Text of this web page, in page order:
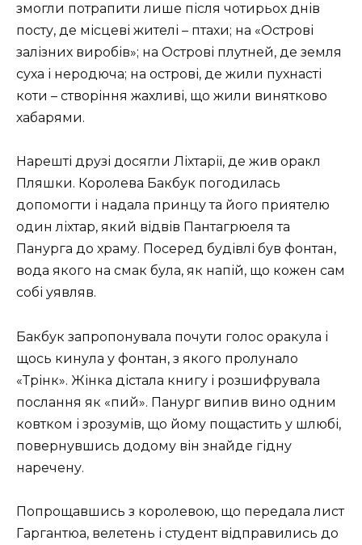
змогли потрапити лише після чотирьох днів
посту, де місцеві жителі – птахи; на «Острові
залізних виробів»; на Острові плутней, де земля
суха і неродюча; на острові, де жили пухнасті
коти – створіння жахливі, що жили винятково
хабарями.
Нарешті друзі досягли Ліхтарії, де жив оракл
Пляшки. Королева Бакбук погодилась
допомогти і надала принцу та його приятелю
один ліхтар, який відвів Пантагрюеля та
Панурга до храму. Посеред будівлі був фонтан,
вода якого на смак була, як напій, що кожен сам
собі уявляв.
Бакбук запропонувала почути голос оракула і
щось кинула у фонтан, з якого пролунало
«Трінк». Жінка дістала книгу і розшифрувала
послання як «пий». Панург випив вино одним
ковтком і зрозумів, що йому пощастить у шлюбі,
повернувшись додому він знайде гідну
наречену.
Попрощавшись з королевою, що передала лист
Гаргантюа, велетень і студент відправились до